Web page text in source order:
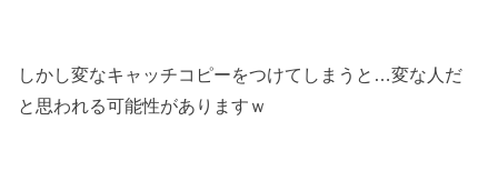
しかし変なキャッチコピーをつけてしまうと…変な人だ
と思われる可能性がありますｗ